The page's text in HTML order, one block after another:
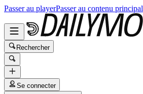
Passer au playerPasser au contenu principal
Rechercher
Se connecter